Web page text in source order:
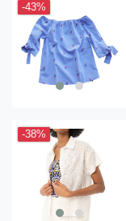
-43%
-38%